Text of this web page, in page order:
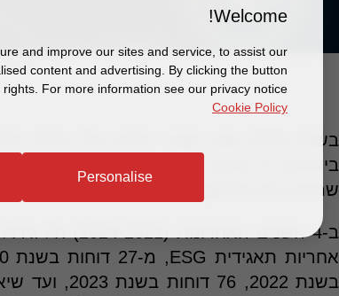
שמרכז את המעקב אחר פרסום הדוחות.
ב-4 השנים
Welcome!
and improve our sites and service, to assist our
content and advertising. By clicking the button
For more information see our privacy notice
Cookie Policy
Personalise